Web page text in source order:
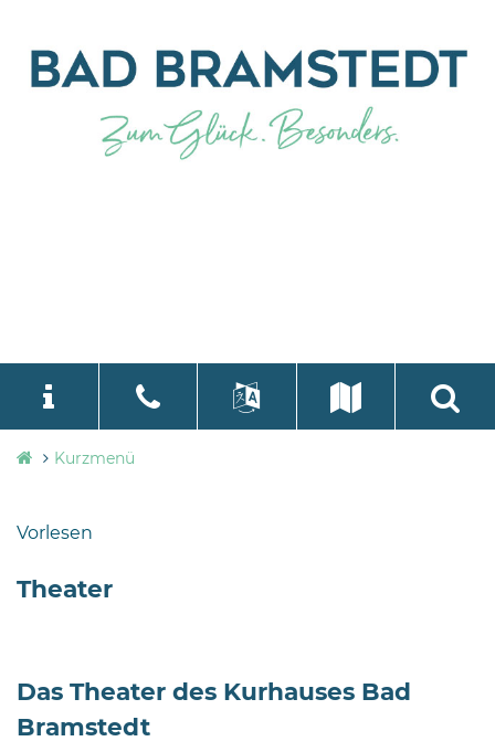
Stadtverwaltung
Bramstedt
19
506-
language
Kurzmenü
Vorlesen
Theater
Das Theater des Kurhauses Bad
Bramstedt